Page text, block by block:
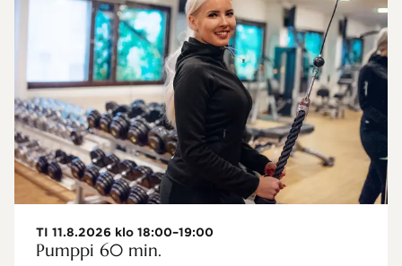
TI 11.8.2026 klo 18:00–19:00
Pumppi 60 min.